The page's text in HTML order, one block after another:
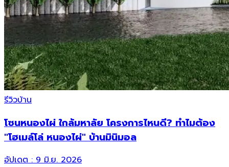
รีวิวบ้าน
โซนหนองไผ่ ใกล้มหาลัย โครงการไหนดี? ทำไมต้อง
"โฮเมล์โล่ หนองไผ่" บ้านมินิมอล
อัปเดต :9 มิ.ย. 2026